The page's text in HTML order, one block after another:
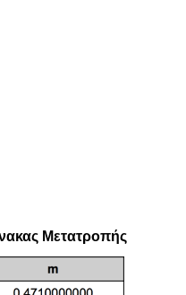
Μετατροπής